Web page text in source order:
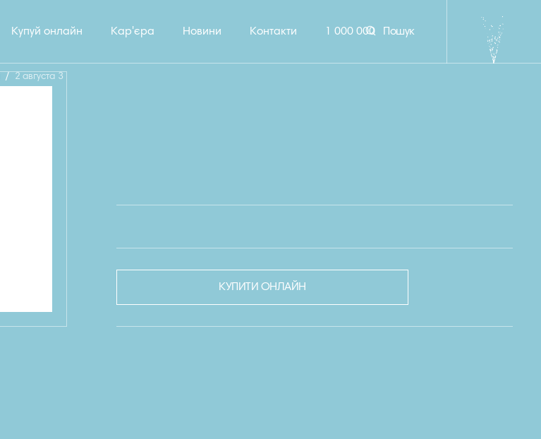
Купуй онлайн Кар'єра Новини Контакти 1 000 000 Пошук
/ 2 августа 3
КУПИТИ ОНЛАЙН